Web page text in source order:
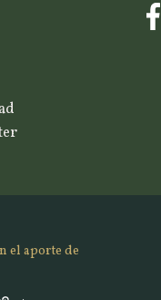
el aporte de